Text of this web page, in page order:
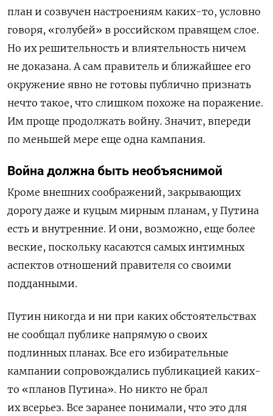
план и созвучен настроениям каких-то, условно
говоря, «голубей» в российском правящем слое.
Но их решительность и влиятельность ничем
не доказана. А сам правитель и ближайшее его
окружение явно не готовы публично признать
нечто такое, что слишком похоже на поражение.
Им проще продолжать войну. Значит, впереди
по меньшей мере еще одна кампания.
Война должна быть необъяснимой
Кроме внешних соображений, закрывающих
дорогу даже и куцым мирным планам, у Путина
есть и внутренние. И они, возможно, еще более
веские, поскольку касаются самых интимных
аспектов отношений правителя со своими
подданными.
Путин никогда и ни при каких обстоятельствах
не сообщал публике напрямую о своих
подлинных планах. Все его избирательные
кампании сопровождались публикацией каких-
то «планов Путина». Но никто не брал
их всерьез. Все заранее понимали, что это для